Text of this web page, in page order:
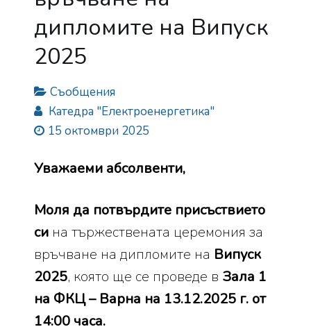
дипломите на Випуск
2025
Съобщения
Катедра "Електроенергетика"
15 октомври 2025
Уважаеми абсолвенти,
Моля да потвърдите присъствието
си на тържествената церемония за
връчване на дипломите на Випуск
2025, която ще се проведе в Зала 1
на ФКЦ – Варна на 13.12.2025 г. от
14:00 часа.